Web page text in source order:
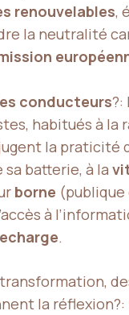
renouvelables,
la neutralité
conducteurs?:
habitués à la
la praticité
batterie, à la
borne (publique
à
.
la réflexion?: